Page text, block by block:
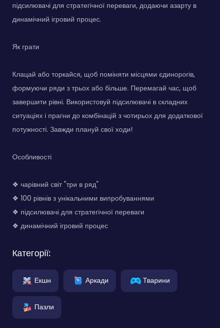
підсилювачі для стратегічної переваги, додаючи азарту в
динамічний ігровий процес.
Як грати
Клацай або торкайся, щоб поміняти місцями єдинорогів,
формуючи ряди з трьох або більше. Перемагай час, щоб
завершити рівні. Використовуй підсилювачі в складних
ситуаціях і прагни до комбінацій з чотирьох для додаткової
потужності. Завжди плануй свої ходи!
Особливості
❖ чарівний світ "три в ряд"
❖ 100 рівнів з унікальними випробуваннями
❖ підсилювачі для стратегічної переваги
❖ динамічний ігровий процес
Категорії:
Екшн Аркади Тварини
Пазли